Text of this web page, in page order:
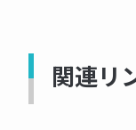
関連リ